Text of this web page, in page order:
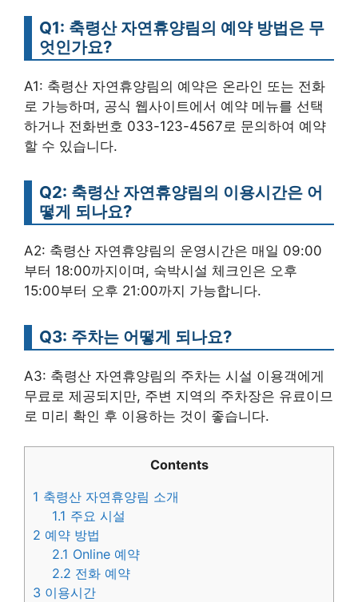
Q1: 축령산 자연휴양림의 예약 방법은 무
엇인가요?
A1: 축령산 자연휴양림의 예약은 온라인 또는 전화
로 가능하며, 공식 웹사이트에서 예약 메뉴를 선택
하거나 전화번호 033-123-4567로 문의하여 예약
할 수 있습니다.
Q2: 축령산 자연휴양림의 이용시간은 어
떻게 되나요?
A2: 축령산 자연휴양림의 운영시간은 매일 09:00
부터 18:00까지이며, 숙박시설 체크인은 오후
15:00부터 오후 21:00까지 가능합니다.
Q3: 주차는 어떻게 되나요?
A3: 축령산 자연휴양림의 주차는 시설 이용객에게
무료로 제공되지만, 주변 지역의 주차장은 유료이므
로 미리 확인 후 이용하는 것이 좋습니다.
Contents
1 축령산 자연휴양림 소개
1.1 주요 시설
2 예약 방법
2.1 Online 예약
2.2 전화 예약
3 이용시간